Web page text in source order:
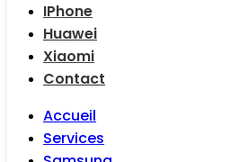
IPhone
Huawei
Xiaomi
Contact
Accueil
Services